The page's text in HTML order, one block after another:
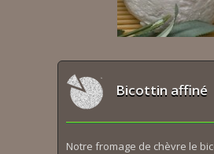
Bicottin affiné
Notre fromage de chèvre le